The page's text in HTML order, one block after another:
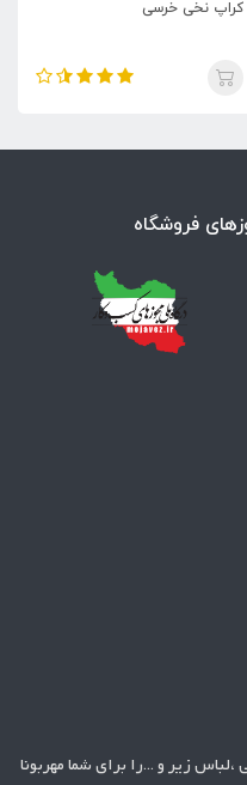
کراپ نخی خرسی
فروشگاه
زیر و ...را برای شما مهربونا